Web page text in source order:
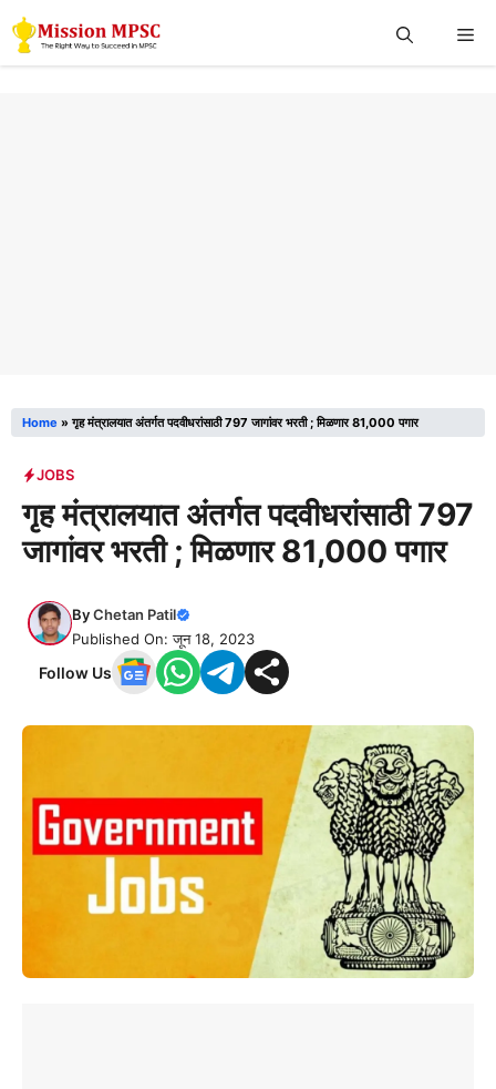
Skip
to
Home »गृह मंत्रालयात अंतर्गत पदवीधरांसाठी 797 जागांवर भरती ; मिळणार 81,000 पगार
JOBS
गृह मंत्रालयात अंतर्गत पदवीधरांसाठी 797
जागांवर भरती ; मिळणार 81,000 पगार
ByChetan Patil
Published On: जून 18, 2023
Follow Us